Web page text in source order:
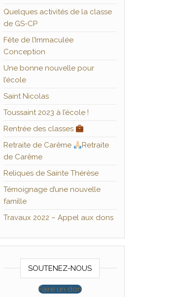
Quelques activités de la classe
de GS-CP
Fête de l’Immaculée
Conception
Une bonne nouvelle pour
l’école
Saint Nicolas
Toussaint 2023 à l’école !
Rentrée des classes
Retraite de Carême
Retraite
de Carême
Reliques de Sainte Thérèse
Témoignage d’une nouvelle
famille
Travaux 2022 – Appel aux dons
SOUTENEZ-NOUS
Faire un don